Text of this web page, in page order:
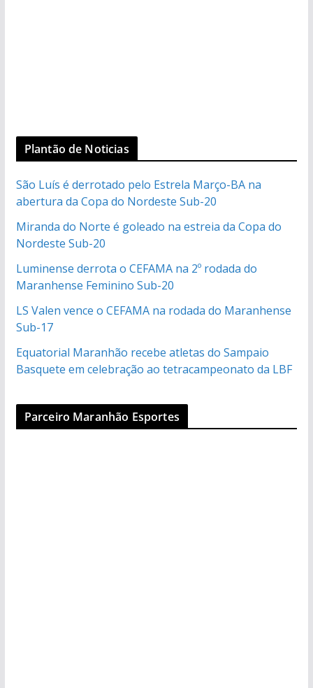
Plantão de Noticias
São Luís é derrotado pelo Estrela Março-BA na
abertura da Copa do Nordeste Sub-20
Miranda do Norte é goleado na estreia da Copa do
Nordeste Sub-20
Luminense derrota o CEFAMA na 2º rodada do
Maranhense Feminino Sub-20
LS Valen vence o CEFAMA na rodada do Maranhense
Sub-17
Equatorial Maranhão recebe atletas do Sampaio
Basquete em celebração ao tetracampeonato da LBF
Parceiro Maranhão Esportes